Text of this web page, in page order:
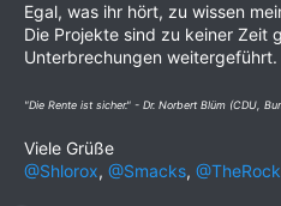
Egal, was ihr hört, zu wissen
Die Projekte sind zu keiner Zeit
Unterbrechungen weitergeführt.
"Die Rente ist sicher." - Dr. Norbert Blüm (CDU,
Viele Grüße
@Shlorox, @Smacks,